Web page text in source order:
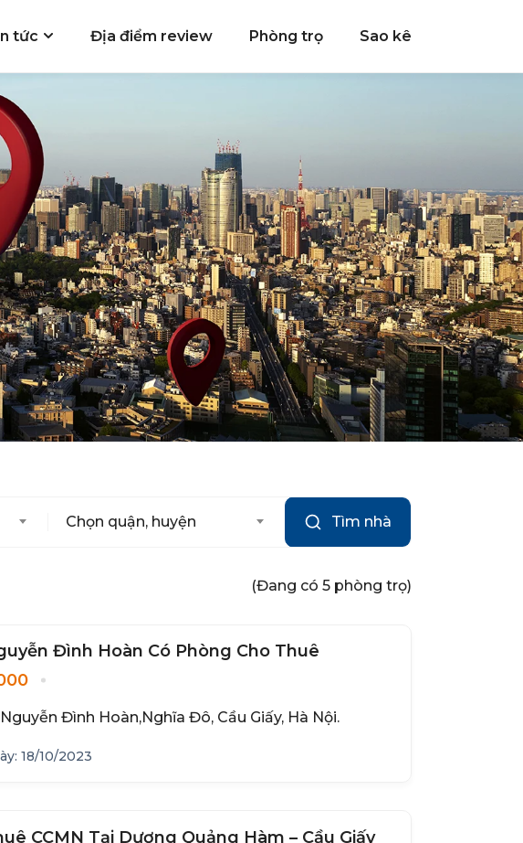
tức Địa điểm review Phòng trọ Sao kê
Chọn quận, huyện Tìm nhà
(Đang có 5 phòng trọ)
Đình Hoàn Có Phòng Cho Thuê
Đình Hoàn,Nghĩa Đô, Cầu Giấy, Hà Nội.
18/10/2023
Cho Thuê CCMN Tại Dương Quảng Hàm – Cầu Giấy